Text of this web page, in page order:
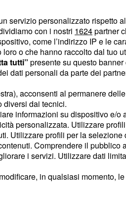
servizio personalizzato rispetto
con i nostri 1624partner
come l’indirizzo IP e le
o che hanno raccolto dal tuo
tutti” presente su questo
dati personali da parte dei
acconsenti al permanere
diversi dai tecnici.
informazioni su dispositivo e/o
personalizzata. Utilizzare
Utilizzare profili per la
Comprendere il pubblico
i servizi. Utilizzare dati
in qualsiasi momento,